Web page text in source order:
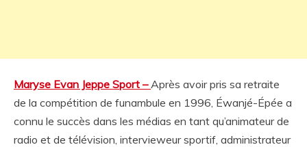
Maryse Evan Jeppe Sport –Après avoir pris sa retraite
de la compétition de funambule en 1996, Éwanjé-Épée a
connu le succès dans les médias en tant qu’animateur de
radio et de télévision, intervieweur sportif, administrateur